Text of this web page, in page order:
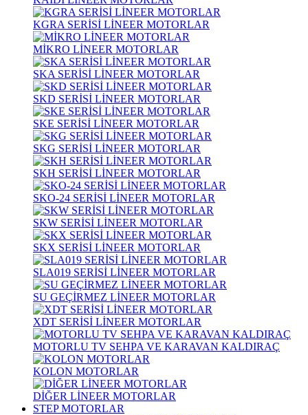
KGRA SERİSİ LİNEER MOTORLAR
MİKRO LİNEER MOTORLAR
SKA SERİSİ LİNEER MOTORLAR
SKD SERİSİ LİNEER MOTORLAR
SKE SERİSİ LİNEER MOTORLAR
SKG SERİSİ LİNEER MOTORLAR
SKH SERİSİ LİNEER MOTORLAR
SKO-24 SERİSİ LİNEER MOTORLAR
SKW SERİSİ LİNEER MOTORLAR
SKX SERİSİ LİNEER MOTORLAR
SLA019 SERİSİ LİNEER MOTORLAR
SU GEÇİRMEZ LİNEER MOTORLAR
XDT SERİSİ LİNEER MOTORLAR
MOTORLU TV SEHPA VE KARAVAN KALDIRAÇ
KOLON MOTORLAR
DİĞER LİNEER MOTORLAR
STEP MOTORLAR